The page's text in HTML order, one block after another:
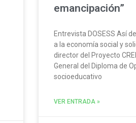
emancipación”
Entrevista DOSESS Así
a la economía social y
director del Proyecto
General del Diploma de
socioeducativo
VER ENTRADA »